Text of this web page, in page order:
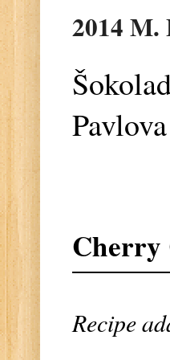
2014
Pavlova
Cherry
Recipe